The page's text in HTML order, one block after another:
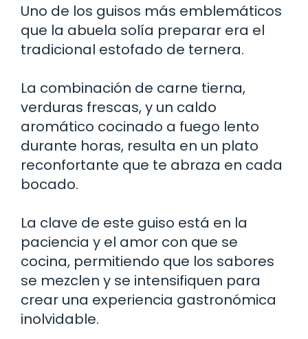
Uno de los guisos más emblemáticos
que la abuela solía preparar era el
tradicional estofado de ternera.
La combinación de carne tierna,
verduras frescas, y un caldo
aromático cocinado a fuego lento
durante horas, resulta en un plato
reconfortante que te abraza en cada
bocado.
La clave de este guiso está en la
paciencia y el amor con que se
cocina, permitiendo que los sabores
se mezclen y se intensifiquen para
crear una experiencia gastronómica
inolvidable.